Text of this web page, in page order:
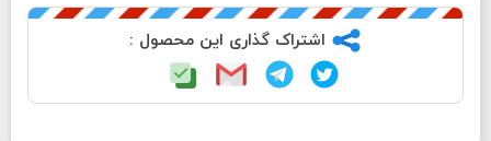
اشتراک گذاری این محصول :